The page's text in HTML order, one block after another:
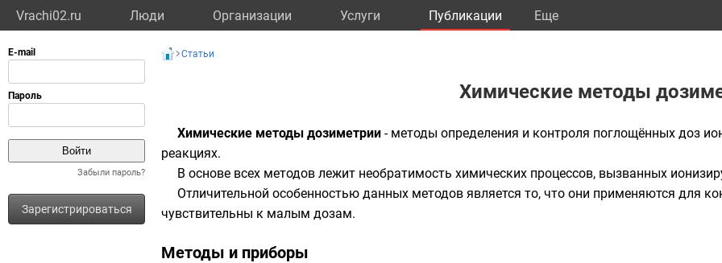
Vrachi02.ru Люди Организации Услуги Публикации Eще
Забыли пароль?
Зарегистрироваться
Статьи
Химические методы
Химические методы дозиметрии - методы определения и контроля поглощённых доз
реакциях.
В основе всех методов лежит необратимость химических процессов, вызванных
Отличительной особенностью данных методов является то, что они применяются для
чувствительны к малым дозам.
Методы и приборы